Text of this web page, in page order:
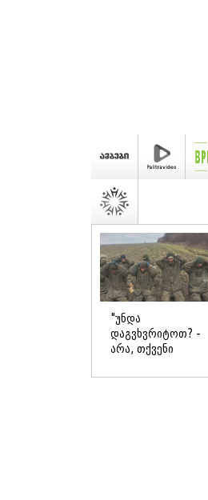
"უნდა
დაგვხვრიტოთ? -
არა, თქვენი
გვაწყობს,